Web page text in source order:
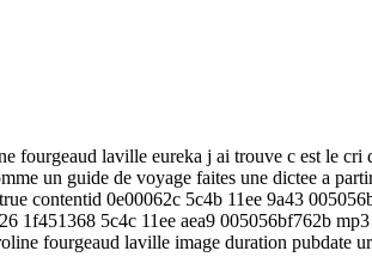
fourgeaud laville eureka j ai trouve c est le
un guide de voyage faites une dictee a
contentid 0e00062c 5c4b 11ee 9a43
1f451368 5c4c 11ee aea9 005056bf762b
fourgeaud laville image duration